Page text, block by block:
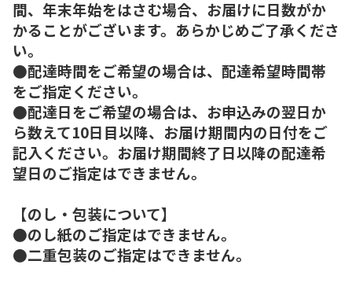
間、年末年始をはさむ場合、お届けに日数がか
かることがございます。あらかじめご了承くださ
い。
●配達時間をご希望の場合は、配達希望時間帯
をご指定ください。
●配達日をご希望の場合は、お申込みの翌日か
ら数えて10日目以降、お届け期間内の日付をご
記入ください。お届け期間終了日以降の配達希
望日のご指定はできません。
【のし・包装について】
●のし紙のご指定はできません。
●二重包装のご指定はできません。